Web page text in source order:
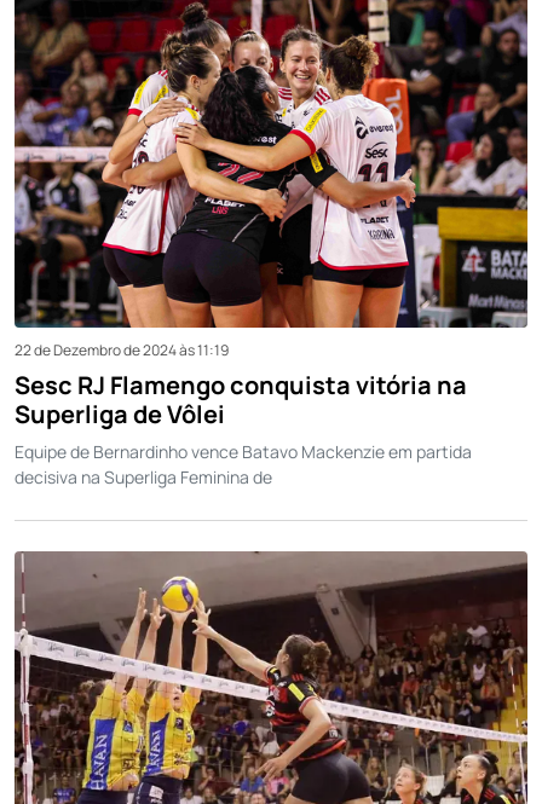
22 de Dezembro de 2024 às 11:19
Sesc RJ Flamengo conquista vitória na
Superliga de Vôlei
Equipe de Bernardinho vence Batavo Mackenzie em partida
decisiva na Superliga Feminina de